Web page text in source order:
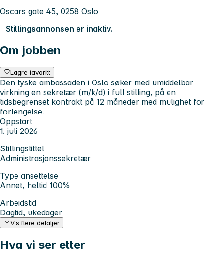
Oscars gate 45, 0258 Oslo
Stillingsannonsen er inaktiv.
Om jobben
Lagre favoritt
Den tyske ambassaden i Oslo søker med umiddelbar
virkning en sekretær (m/k/d) i full stilling, på en
tidsbegrenset kontrakt på 12 måneder med mulighet for
forlengelse.
Oppstart
1. juli 2026
Stillingstittel
Administrasjonssekretær
Type ansettelse
Annet, heltid 100%
Arbeidstid
Dagtid, ukedager
Vis flere detaljer
Hva vi ser etter